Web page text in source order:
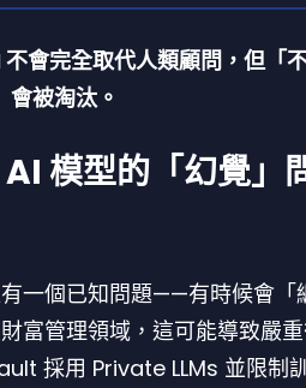
不會完全取代人類顧問，但「
會被淘汰。
模型的「幻覺」
一個已知問題——有時候會「
富管理領域，這可能導致嚴
採用 Private LLMs 並限制